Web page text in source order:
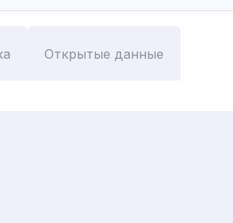
Открытые данные